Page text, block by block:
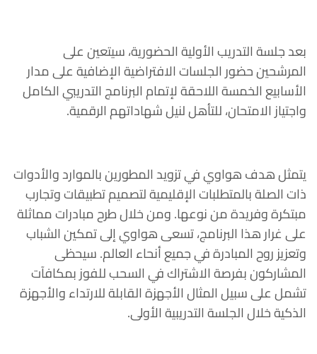
بعد جلسة التدريب الأولية الحضورية، سيتعين على
المرشحين حضور الجلسات الافتراضية الإضافية على مدار
الأسابيع الخمسة اللاحقة لإتمام البرنامج التدريبي الكامل
واجتياز الامتحان، للتأهل لنيل شهاداتهم الرقمية.
يتمثل هدف هواوي في تزويد المطورين بالموارد والأدوات
ذات الصلة بالمتطلبات الإقليمية لتصميم تطبيقات وتجارب
مبتكرة وفريدة من نوعها. ومن خلال طرح مبادرات مماثلة
على غرار هذا البرنامج، تسعى هواوي إلى تمكين الشباب
وتعزيز روح المبادرة في جميع أنحاء العالم. سيحظى
المشاركون بفرصة الاشتراك في السحب للفوز بمكافآت
تشمل على سبيل المثال الأجهزة القابلة للارتداء والأجهزة
الذكية خلال الجلسة التدريبية الأولى.